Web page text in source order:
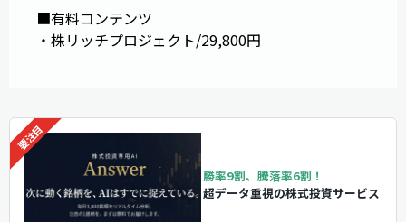
■有料コンテンツ
・株リッチプロジェクト/29,800円
勝率9割、騰落率6割！
超データ重視の株式投資サービス